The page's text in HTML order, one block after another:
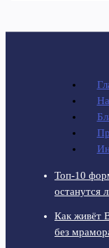
Топ-10
останутся
Как живёт
без